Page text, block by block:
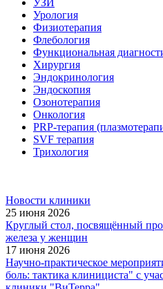
УЗИ
Урология
Физиотерапия
Флебология
Функциональная
Хирургия
Эндокринология
Эндоскопия
Озонотерапия
Онкология
PRP-терапия
SVF терапия
Трихология
Новости клиники
25 июня 2026
Круглый стол, посвящённый
железа у женщин
17 июня 2026
Научно-практическое
боль: тактика клинициста" с